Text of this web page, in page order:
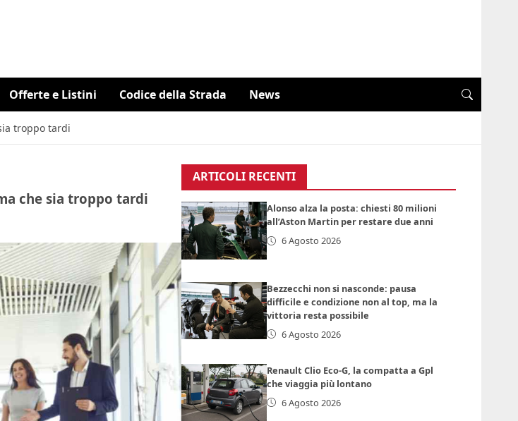
Offerte e Listini Codice della Strada News
troppo tardi
che sia troppo tardi
ARTICOLI RECENTI
Alonso alza la posta: chiesti 80 milioni
all’Aston Martin per restare due anni
6 Agosto 2026
Bezzecchi non si nasconde: pausa
difficile e condizione non al top, ma la
vittoria resta possibile
6 Agosto 2026
Renault Clio Eco-G, la compatta a Gpl
che viaggia più lontano
6 Agosto 2026